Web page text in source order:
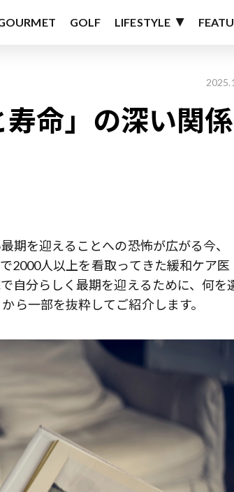
GOLF LIFESTYLE
命」の深い関係
期を迎えることへの恐怖が広がる今、
2000人以上を看取ってきた緩和ケア医
自分らしく最期を迎えるために、何を
から一部を抜粋してご紹介します。